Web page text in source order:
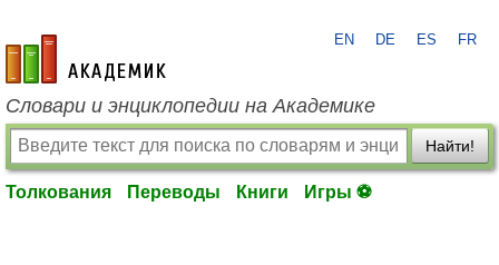
academic.ru
EN DE ES FR
Словари и энциклопедии на Академике
Найти!
Толкования Переводы Книги Игры ⚽